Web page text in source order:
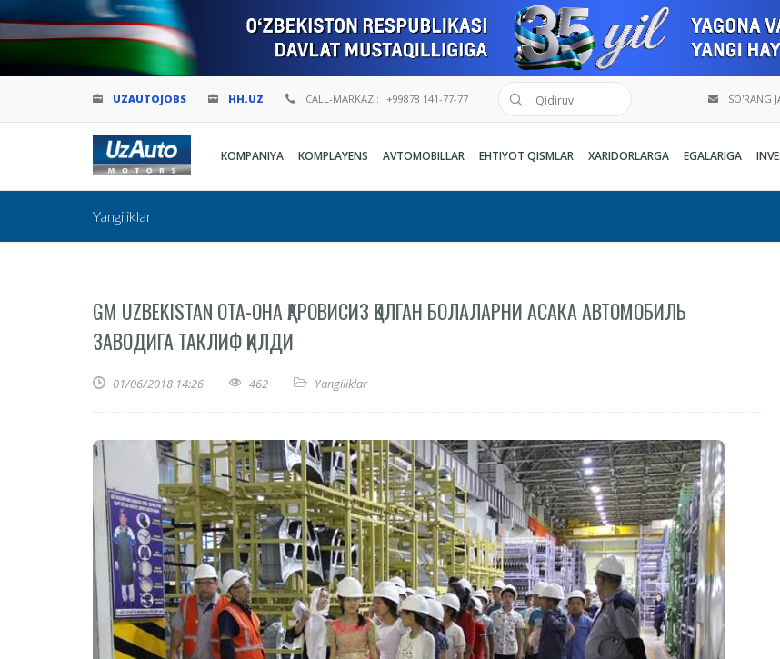
UZAUTOJOBS HH.UZ CALL-MARKAZI: +99878 141-77-77 SO'RANG
KOMPANIYA KOMPLAYENS AVTOMOBILLAR EHTIYOT QISMLAR XARIDORLARGA EGALARIGA
Yangiliklar
GM UZBEKISTAN ОТА-ОНА ҚАРОВИСИЗ ҚОЛГАН БОЛАЛАРНИ АСАКА АВТОМОБИЛЬ
ЗАВОДИГА ТАКЛИФ ҚИЛДИ
01/06/2018 14:26 462 Yangiliklar